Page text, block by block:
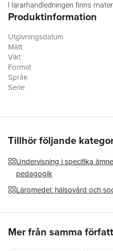
I lärarhandledningen finns
förhållningssätt och varje
lärarhandledningen finns
och uppgifter, samt
instuderingsfrågor. Med denna
gediget material som gör det
din undervisning.
- Underlättar och sparar tid för
- Innehåller lösningsförslag till
- Innehåller lektionsförslag,
Produktinformation
Utgivningsdatum
Mått
Vikt
Format
Språk
Serie
Förlag
Miljömärkning
Social
Tillhör följande
Undervisning i specifika
pedagogik
Läromedel: hälsovård och
Mer från samma